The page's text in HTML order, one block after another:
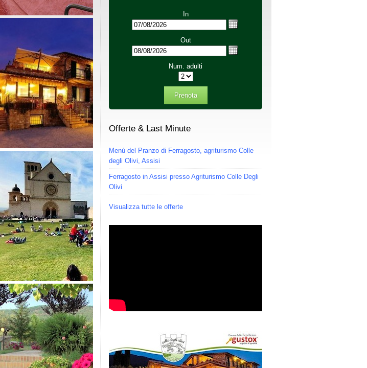
In
Out
Num. adulti
Prenota
Offerte & Last Minute
Menù del Pranzo di Ferragosto, agriturismo Colle
degli Olivi, Assisi
Ferragosto in Assisi presso Agriturismo Colle Degli
Olivi
Visualizza tutte le offerte